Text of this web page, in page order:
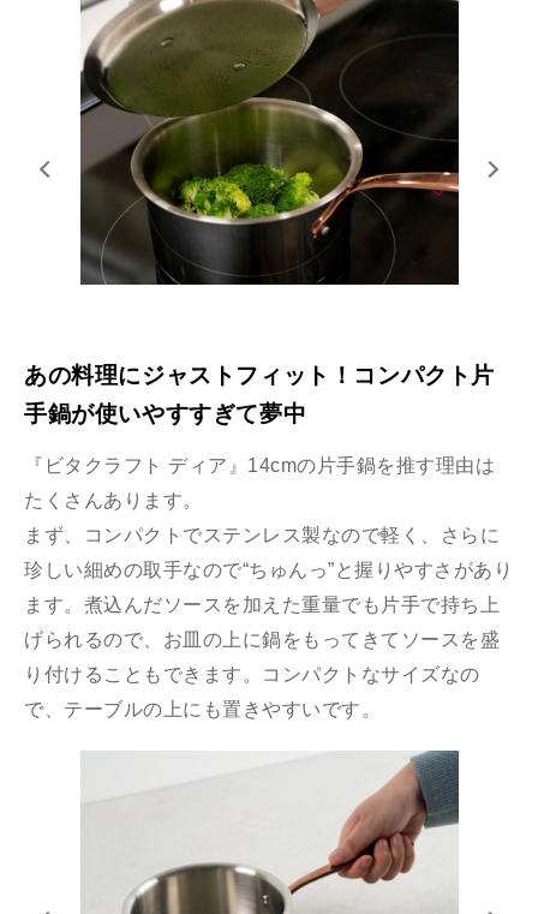
あの料理にジャストフィット！コンパクト⽚
⼿鍋が使いやすすぎて夢中
『ビタクラフト ディア』14cmの⽚⼿鍋を推す理由は
たくさんあります。
まず、コンパクトでステンレス製なので軽く、さらに
珍しい細めの取⼿なので“ちゅんっ”と握りやすさがあり
ます。煮込んだソースを加えた重量でも⽚⼿で持ち上
げられるので、お⽫の上に鍋をもってきてソースを盛
り付けることもできます。コンパクトなサイズなの
で、テーブルの上にも置きやすいです。